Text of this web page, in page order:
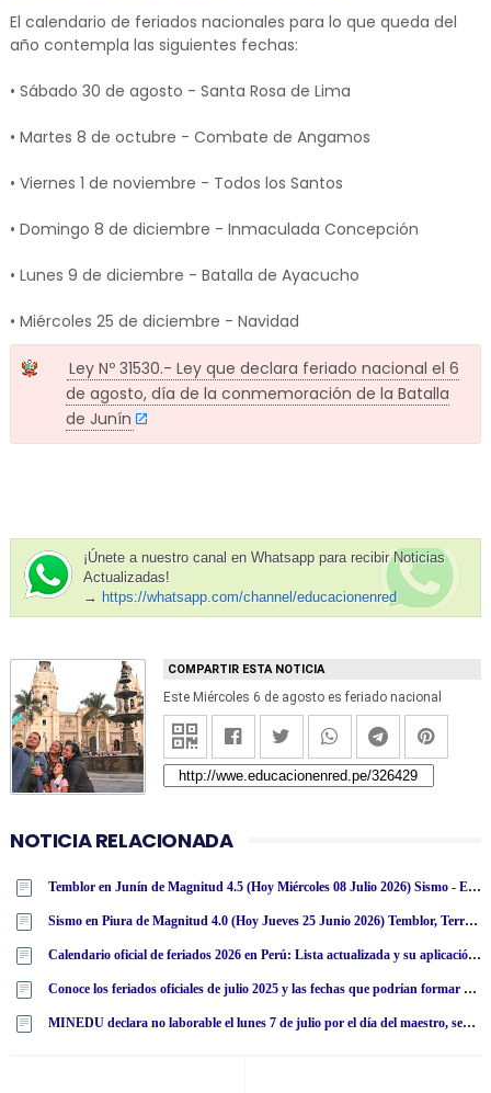
El calendario de feriados nacionales para lo que queda del
año contempla las siguientes fechas:
• Sábado 30 de agosto - Santa Rosa de Lima
• Martes 8 de octubre - Combate de Angamos
• Viernes 1 de noviembre - Todos los Santos
• Domingo 8 de diciembre - Inmaculada Concepción
• Lunes 9 de diciembre - Batalla de Ayacucho
• Miércoles 25 de diciembre - Navidad
Ley Nº 31530.- Ley que declara feriado nacional el 6
de agosto, día de la conmemoración de la Batalla
de Junín
¡Únete a nuestro canal en Whatsapp para recibir Noticias
Actualizadas!
→ https://whatsapp.com/channel/educacionenred
COMPARTIR ESTA NOTICIA
Este Miércoles 6 de agosto es feriado nacional
NOTICIA RELACIONADA
Temblor en Junín de Magnitud 4.5 (Hoy Miércoles 08 Julio 2026) Sismo - Epicentro - Satipo - Satipo - IGP - www·igp·gob·pe
Sismo en Piura de Magnitud 4.0 (Hoy Jueves 25 Junio 2026) Temblor, Terremoto, Epicentro - Chulucanas, Morropón - IGP
Calendario oficial de feriados 2026 en Perú: Lista actualizada y su aplicación en el sector público y privado
Conoce los feriados oficiales de julio 2025 y las fechas que podrían formar un feriado largo
MINEDU declara no laborable el lunes 7 de julio por el día del maestro, según comunicado oficial